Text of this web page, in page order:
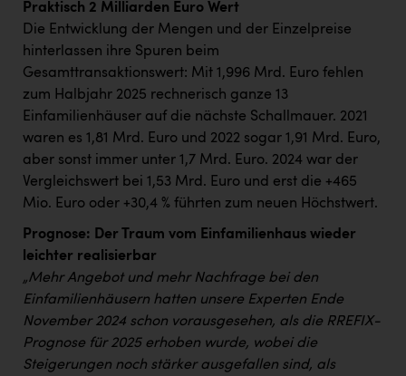
Praktisch 2 Milliarden Euro Wert
Die Entwicklung der Mengen und der Einzelpreise
hinterlassen ihre Spuren beim
Gesamttransaktionswert: Mit 1,996 Mrd. Euro fehlen
zum Halbjahr 2025 rechnerisch ganze 13
Einfamilienhäuser auf die nächste Schallmauer. 2021
waren es 1,81 Mrd. Euro und 2022 sogar 1,91 Mrd. Euro,
aber sonst immer unter 1,7 Mrd. Euro. 2024 war der
Vergleichswert bei 1,53 Mrd. Euro und erst die +465
Mio. Euro oder +30,4 % führten zum neuen Höchstwert.
Prognose: Der Traum vom Einfamilienhaus wieder
leichter realisierbar
„Mehr Angebot und mehr Nachfrage bei den
Einfamilienhäusern hatten unsere Experten Ende
November 2024 schon vorausgesehen, als die RREFIX-
Prognose für 2025 erhoben wurde, wobei die
Steigerungen noch stärker ausgefallen sind, als